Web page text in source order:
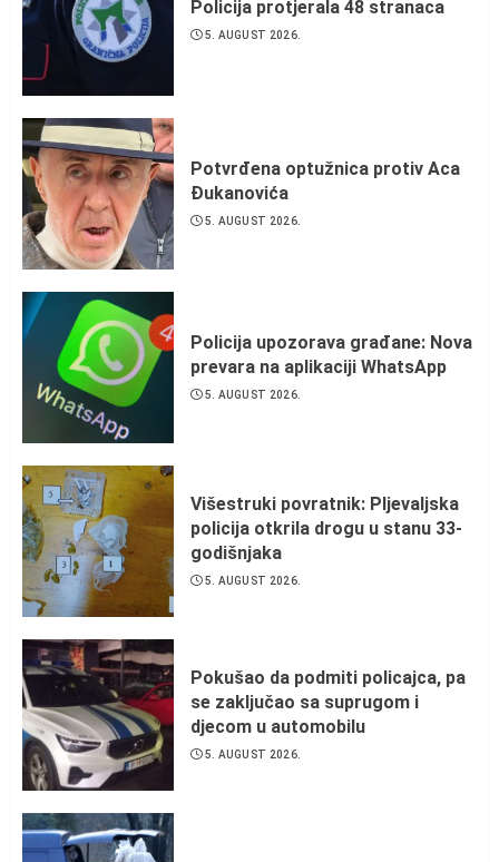
Policija protjerala 48 stranaca
5. AUGUST 2026.
Potvrđena optužnica protiv Aca
Đukanovića
5. AUGUST 2026.
Policija upozorava građane: Nova
prevara na aplikaciji WhatsApp
5. AUGUST 2026.
Višestruki povratnik: Pljevaljska
policija otkrila drogu u stanu 33-
godišnjaka
5. AUGUST 2026.
Pokušao da podmiti policajca, pa
se zaključao sa suprugom i
djecom u automobilu
5. AUGUST 2026.